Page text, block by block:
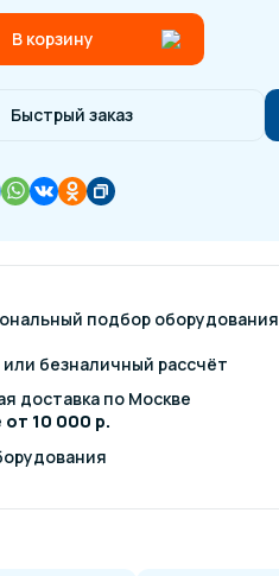
В корзину
Быстрый заказ
подбор оборудования
безналичный рассчёт
доставка по Москве
от 10 000 р.